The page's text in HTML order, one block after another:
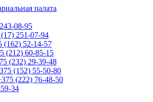
08-95
251-07-94
(162) 52-14-57
(212) 60-85-15
(232) 29-39-48
(152) 55-50-80
(222) 76-48-50
34